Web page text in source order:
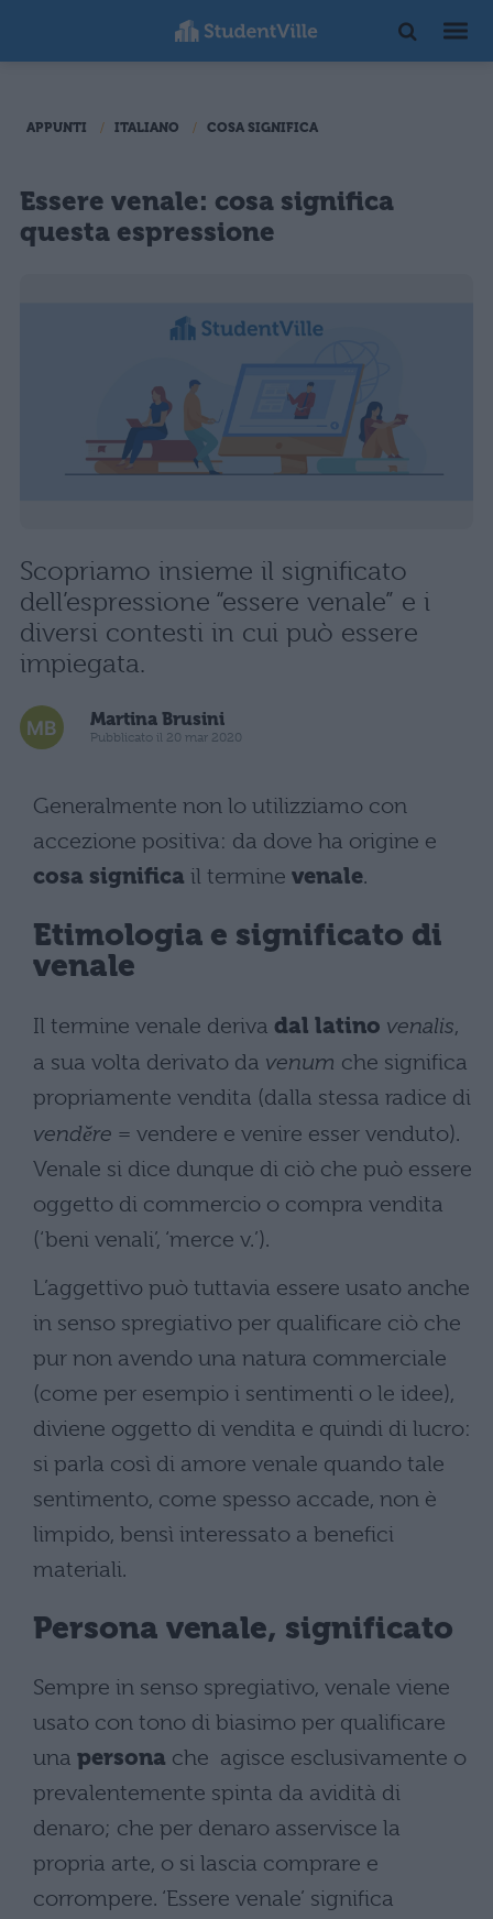
APPUNTI ITALIANO COSA SIGNIFICA
Essere venale: cosa significa
questa espressione
Scopriamo insieme il significato
dell’espressione “essere venale” e i
diversi contesti in cui può essere
impiegata.
Martina Brusini
Pubblicato il 20 mar 2020
Generalmente non lo utilizziamo con
accezione positiva: da dove ha origine e
cosa significa il termine venale.
Etimologia e significato di
venale
Il termine venale deriva dal latino venalis,
a sua volta derivato da venum che significa
propriamente vendita (dalla stessa radice di
vendĕre = vendere e venire esser venduto).
Venale si dice dunque di ciò che può essere
oggetto di commercio o compra vendita
(‘beni venali’, ‘merce v.’).
L’aggettivo può tuttavia essere usato anche
in senso spregiativo per qualificare ciò che
pur non avendo una natura commerciale
(come per esempio i sentimenti o le idee),
diviene oggetto di vendita e quindi di lucro:
si parla così di amore venale quando tale
sentimento, come spesso accade, non è
limpido, bensì interessato a benefici
materiali.
Persona venale, significato
Sempre in senso spregiativo, venale viene
usato con tono di biasimo per qualificare
una persona che agisce esclusivamente o
prevalentemente spinta da avidità di
denaro; che per denaro asservisce la
propria arte, o si lascia comprare e
corrompere. ‘Essere venale’ significa